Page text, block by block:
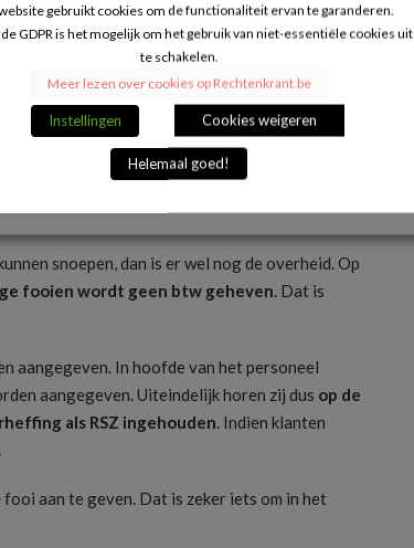
bepalen dat de fooien netjes ‘in de pot’ gaan
teambuilding te financieren. Soms is het de
natuurlijk niet en is het ook niet duidelijk
maar hopen dat ze juist terechtkomen.
wat ze met de fooien moeten doen.
mee
snoepen, dan is er wel nog de overheid. Op
fooien wordt geen btw geheven. Dat is
aangegeven. In hoofde van het personeel
aangegeven. Uiteindelijk horen zij dus op de
als RSZ ingehouden. Indien klanten
aan te geven. Dat is zeker iets om in het
gebruikt cookies om de functionaliteit ervan te garanderen.
GDPR is het mogelijk om het gebruik van niet-essentiële cookies uit
te schakelen.
Meer lezen over cookies op Rechtenkrant.be
Instellingen Cookies weigeren
Helemaal goed!